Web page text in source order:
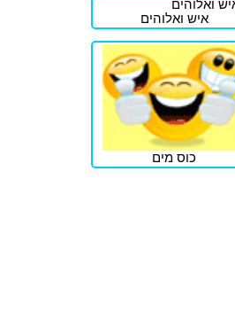
איש ואלוהים
כוס מים